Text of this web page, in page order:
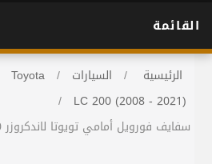
القائمة
الرئيسية / السيارات /
Toyota
LC 200 (2008 - 2021)
/
سفايف فورويل أمامي تويوتا لاندكروزر LC200